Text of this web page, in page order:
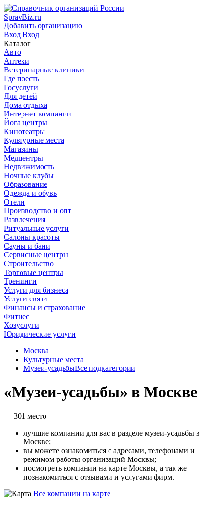
SpravBiz.ru
Добавить организацию
Вход Вход
Каталог
Авто
Аптеки
Ветеринарные клиники
Где поесть
Госуслуги
Для детей
Дома отдыха
Интернет компании
Йога центры
Кинотеатры
Культурные места
Магазины
Медцентры
Недвижимость
Ночные клубы
Образование
Одежда и обувь
Отели
Производство и опт
Развлечения
Ритуальные услуги
Салоны красоты
Сауны и бани
Сервисные центры
Строительство
Торговые центры
Тренинги
Услуги для бизнеса
Услуги связи
Финансы и страхование
Фитнес
Хозуслуги
Юридические услуги
Москва
Культурные места
Музеи-усадьбыВсе подкатегории
«Музеи-усадьбы» в Москве
— 301 место
лучшие компании для вас в разделе музеи-усадьбы в
Москве;
вы можете ознакомиться с адресами, телефонами и
режимом работы организаций Москвы;
посмотреть компании на карте Москвы, а так же
познакомиться с отзывами и услугами фирм.
Все компании на карте